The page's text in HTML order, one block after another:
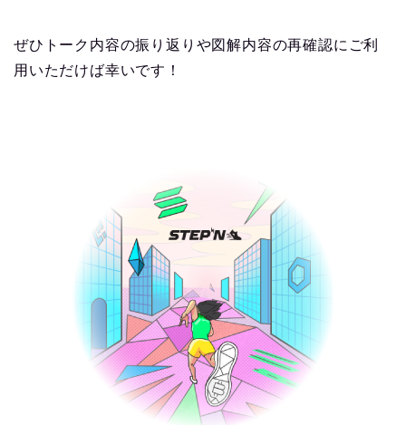
ぜひトーク内容の振り返りや図解内容の再確認にご利
用いただけば幸いです！